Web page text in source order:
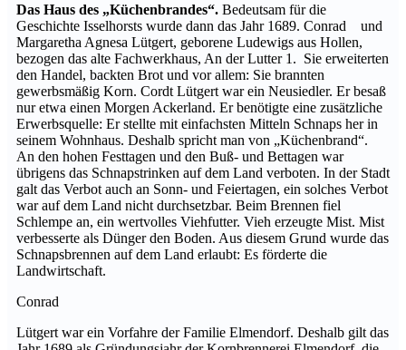
Das Haus des „Küchenbrandes“. Bedeutsam für die
Geschichte Isselhorsts wurde dann das Jahr 1689. Conrad und
Margaretha Agnesa Lütgert, geborene Ludewigs aus Hollen,
bezogen das alte Fachwerkhaus, An der Lutter 1. Sie erweiterten
den Handel, backten Brot und vor allem: Sie brannten
gewerbsmäßig Korn. Cordt Lütgert war ein Neusiedler. Er besaß
nur etwa einen Morgen Ackerland. Er benötigte eine zusätzliche
Erwerbsquelle: Er stellte mit einfachsten Mitteln Schnaps her in
seinem Wohnhaus. Deshalb spricht man von „Küchenbrand“.
An den hohen Festtagen und den Buß- und Bettagen war
übrigens das Schnapstrinken auf dem Land verboten. In der Stadt
galt das Verbot auch an Sonn- und Feiertagen, ein solches Verbot
war auf dem Land nicht durchsetzbar. Beim Brennen fiel
Schlempe an, ein wertvolles Viehfutter. Vieh erzeugte Mist. Mist
verbesserte als Dünger den Boden. Aus diesem Grund wurde das
Schnapsbrennen auf dem Land erlaubt: Es förderte die
Landwirtschaft.
Conrad
Lütgert war ein Vorfahre der Familie Elmendorf. Deshalb gilt das